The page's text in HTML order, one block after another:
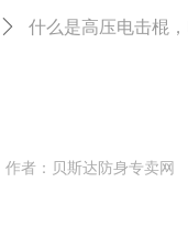
ꄲ 什么是高压电击棍
作者：贝斯达防身专卖网